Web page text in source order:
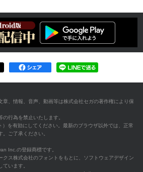
章、情報、音声、動画等は株式会社セガの著作権により保
行為を禁止いたします。
を有効にしてください。最新のブラウザ以外では、正常
ご了承ください。
Inc.の登録商標です。
クス株式会社のフォントをもとに、ソフトウェアデザイン
います。